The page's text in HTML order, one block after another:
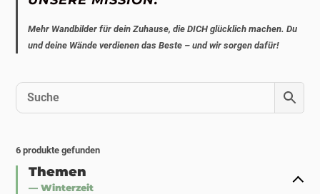
Mehr Wandbilder für dein Zuhause, die DICH glücklich machen. Du
und deine Wände verdienen das Beste – und wir sorgen dafür!
6 produkte gefunden
Themen
— Winterzeit